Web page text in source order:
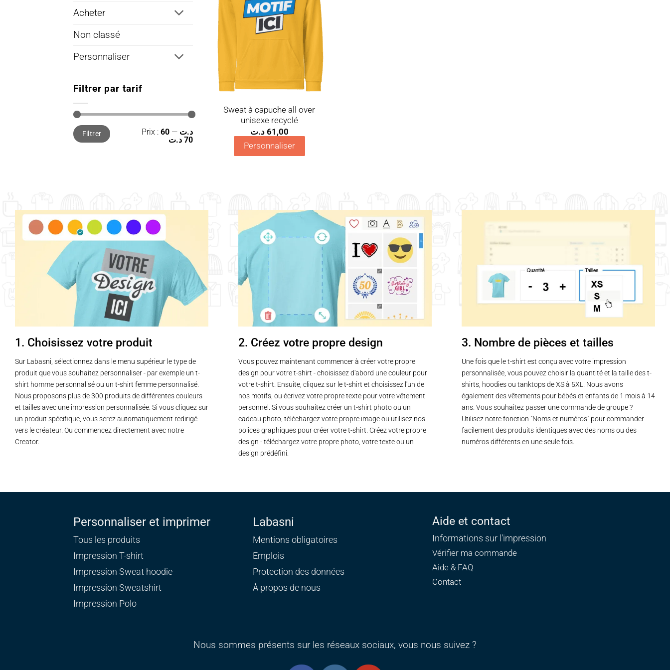
Acheter
Non classé
Personnaliser
Filtrer par tarif
Prix
min
Prix
maxFiltrer Prix : 60 د.ت —
70 د.ت
Sweat à capuche all over
unisexe recyclé
61,00 د.ت
Personnaliser
1. Choisissez votre produit
Sur Labasni, sélectionnez dans le menu supérieur le type de
produit que vous souhaitez personnaliser - par exemple un t-
shirt homme personnalisé ou un t-shirt femme personnalisé.
Nous proposons plus de 300 produits de différentes couleurs
et tailles avec une impression personnalisée. Si vous cliquez sur
un produit spécifique, vous serez automatiquement redirigé
vers le créateur. Ou commencez directement avec notre
Creator.
2. Créez votre propre design
Vous pouvez maintenant commencer à créer votre propre
design pour votre t-shirt - choisissez d'abord une couleur pour
votre t-shirt. Ensuite, cliquez sur le t-shirt et choisissez l'un de
nos motifs, ou écrivez votre propre texte pour votre vêtement
personnel. Si vous souhaitez créer un t-shirt photo ou un
cadeau photo, téléchargez votre propre image ou utilisez nos
polices graphiques pour créer votre t-shirt. Créez votre propre
design - téléchargez votre propre photo, votre texte ou un
design prédéfini.
3. Nombre de pièces et tailles
Une fois que le t-shirt est conçu avec votre impression
personnalisée, vous pouvez choisir la quantité et la taille des t-
shirts, hoodies ou tanktops de XS à 5XL. Nous avons
également des vêtements pour bébés et enfants de 1 mois à 14
ans. Vous souhaitez passer une commande de groupe ?
Utilisez notre fonction "Noms et numéros" pour commander
facilement des produits identiques avec des noms ou des
numéros différents en une seule fois.
Personnaliser et imprimer
Tous les produits
Impression T-shirt
Impression Sweat hoodie
Impression Sweatshirt
Impression Polo
Labasni
Mentions obligatoires
Emplois
Protection des données
À propos de nous
Aide et contact
Informations sur l'impression
Vérifier ma commande
Aide & FAQ
Contact
Nous sommes présents sur les réseaux sociaux, vous nous suivez ?